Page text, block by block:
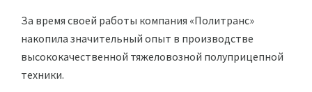
За время своей работы компания «Политранс»
накопила значительный опыт в производстве
высококачественной тяжеловозной полуприцепной
техники.